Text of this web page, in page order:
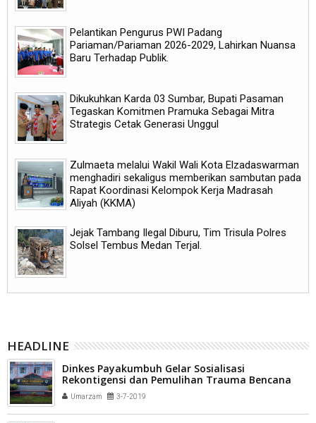
Pelantikan Pengurus PWI Padang
Pariaman/Pariaman 2026-2029, Lahirkan Nuansa
Baru Terhadap Publik.
Dikukuhkan Karda 03 Sumbar, Bupati Pasaman
Tegaskan Komitmen Pramuka Sebagai Mitra
Strategis Cetak Generasi Unggul
Zulmaeta melalui Wakil Wali Kota Elzadaswarman
menghadiri sekaligus memberikan sambutan pada
Rapat Koordinasi Kelompok Kerja Madrasah
Aliyah (KKMA)
Jejak Tambang Ilegal Diburu, Tim Trisula Polres
Solsel Tembus Medan Terjal.
HEADLINE
Dinkes Payakumbuh Gelar Sosialisasi
Rekontigensi dan Pemulihan Trauma Bencana
Umarzam 3-7-2019